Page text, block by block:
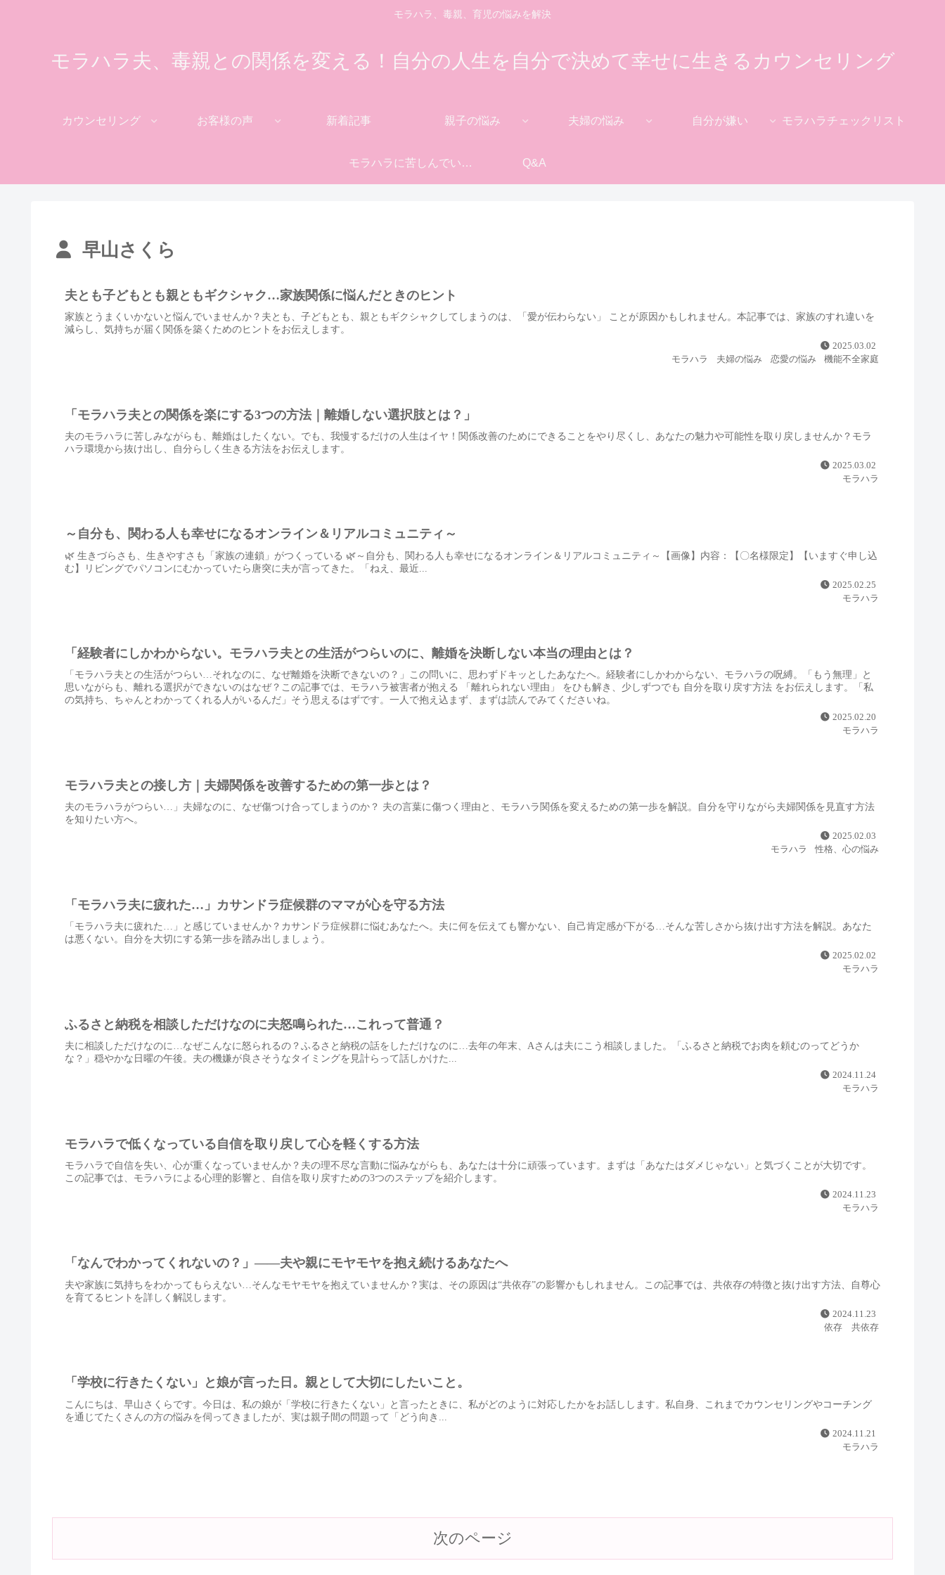
モラハラ、毒親、育児の悩みを解決
モラハラ夫、毒親との関係を変える！自分の人生を自分で決めて幸せに生きるカウンセリング
カウンセリング お客様の声 新着記事 親子の悩み 夫婦の悩み 自分が嫌い モラハラチェックリスト
モラハラに苦しんでいる方へ Q&A
早山さくら
夫とも子どもとも親ともギクシャク…家族関係に悩んだときのヒント
家族とうまくいかないと悩んでいませんか？夫とも、子どもとも、親ともギクシャクしてしまうのは、「愛が伝わらない」 ことが原因かもしれません。本記事では、家族のすれ違いを
減らし、気持ちが届く関係を築くためのヒントをお伝えします。
2025.03.02
モラハラ
夫婦の悩み 恋愛の悩み 機能不全家庭
「モラハラ夫との関係を楽にする3つの方法｜離婚しない選択肢とは？」
夫のモラハラに苦しみながらも、離婚はしたくない。でも、我慢するだけの人生はイヤ！関係改善のためにできることをやり尽くし、あなたの魅力や可能性を取り戻しませんか？モラ
ハラ環境から抜け出し、自分らしく生きる方法をお伝えします。
2025.03.02
モラハラ
～自分も、関わる人も幸せになるオンライン＆リアルコミュニティ～
🌿 生きづらさも、生きやすさも「家族の連鎖」がつくっている 🌿～自分も、関わる人も幸せになるオンライン＆リアルコミュニティ～【画像】内容：【〇名様限定】【いますぐ申し込
む】リビングでパソコンにむかっていたら唐突に夫が言ってきた。「ねえ、最近...
2025.02.25
モラハラ
「経験者にしかわからない。モラハラ夫との生活がつらいのに、離婚を決断しない本当の理由とは？
「モラハラ夫との生活がつらい…それなのに、なぜ離婚を決断できないの？」この問いに、思わずドキッとしたあなたへ。経験者にしかわからない、モラハラの呪縛。「もう無理」と
思いながらも、離れる選択ができないのはなぜ？この記事では、モラハラ被害者が抱える 「離れられない理由」 をひも解き、少しずつでも 自分を取り戻す方法 をお伝えします。「私
の気持ち、ちゃんとわかってくれる人がいるんだ」そう思えるはずです。一人で抱え込まず、まずは読んでみてくださいね。
2025.02.20
モラハラ
モラハラ夫との接し方｜夫婦関係を改善するための第一歩とは？
夫のモラハラがつらい…」夫婦なのに、なぜ傷つけ合ってしまうのか？ 夫の言葉に傷つく理由と、モラハラ関係を変えるための第一歩を解説。自分を守りながら夫婦関係を見直す方法
を知りたい方へ。
2025.02.03
モラハラ
性格、心の悩み
「モラハラ夫に疲れた…」カサンドラ症候群のママが心を守る方法
「モラハラ夫に疲れた…」と感じていませんか？カサンドラ症候群に悩むあなたへ。夫に何を伝えても響かない、自己肯定感が下がる…そんな苦しさから抜け出す方法を解説。あなた
は悪くない。自分を大切にする第一歩を踏み出しましょう。
2025.02.02
モラハラ
ふるさと納税を相談しただけなのに夫怒鳴られた…これって普通？
夫に相談しただけなのに…なぜこんなに怒られるの？ふるさと納税の話をしただけなのに…去年の年末、Aさんは夫にこう相談しました。「ふるさと納税でお肉を頼むのってどうか
な？」穏やかな日曜の午後。夫の機嫌が良さそうなタイミングを見計らって話しかけた...
2024.11.24
モラハラ
モラハラで低くなっている自信を取り戻して心を軽くする方法
モラハラで自信を失い、心が重くなっていませんか？夫の理不尽な言動に悩みながらも、あなたは十分に頑張っています。まずは「あなたはダメじゃない」と気づくことが大切です。
この記事では、モラハラによる心理的影響と、自信を取り戻すための3つのステップを紹介します。
2024.11.23
モラハラ
「なんでわかってくれないの？」——夫や親にモヤモヤを抱え続けるあなたへ
夫や家族に気持ちをわかってもらえない…そんなモヤモヤを抱えていませんか？実は、その原因は“共依存”の影響かもしれません。この記事では、共依存の特徴と抜け出す方法、自尊心
を育てるヒントを詳しく解説します。
2024.11.23
依存 共依存
「学校に行きたくない」と娘が言った日。親として大切にしたいこと。
こんにちは、早山さくらです。今日は、私の娘が「学校に行きたくない」と言ったときに、私がどのように対応したかをお話しします。私自身、これまでカウンセリングやコーチング
を通じてたくさんの方の悩みを伺ってきましたが、実は親子間の問題って「どう向き...
2024.11.21
モラハラ
次のページ